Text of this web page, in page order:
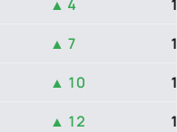
▲ 4
▲ 7
▲ 10
▲ 12